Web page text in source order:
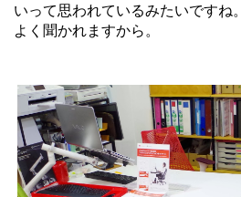
いって思われているみたいですね。
よく聞かれますから。